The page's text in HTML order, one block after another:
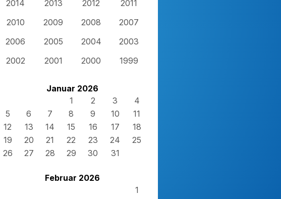
2014
2013 2012
2011
2010
2009 2008
2007
2006
2005 2004
2003
2002
2001 2000 1999
Januar 2026
1
2 3
4
5
6 7 8 9 10
11
12
13 14 15 16 17
18
19
20 21 22 23 24
25
26
27 28 29 30 31
Februar 2026
1